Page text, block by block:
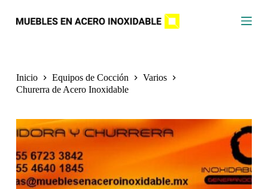
n
n
d
o
Inicio Equipos de Cocción
Varios
Churerra de Acero Inoxidable